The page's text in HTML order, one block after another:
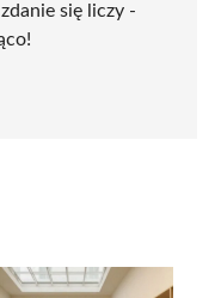
się liczy -